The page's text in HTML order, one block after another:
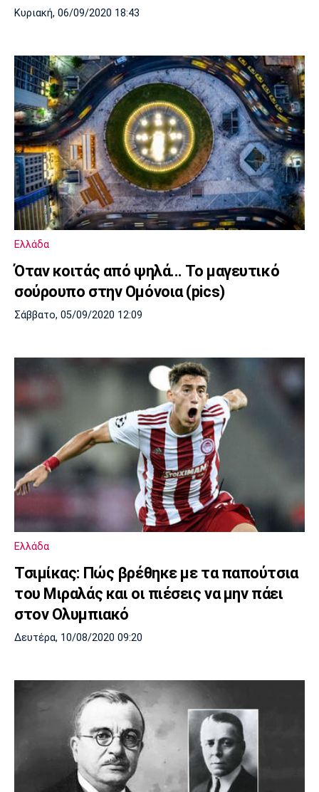
Κυριακή, 06/09/2020 18:43
Ελλάδα
Όταν κοιτάς από ψηλά... Το μαγευτικό
σούρουπο στην Ομόνοια (pics)
Σάββατο, 05/09/2020 12:09
Ελλάδα
Τσιμίκας: Πώς βρέθηκε με τα παπούτσια
του Μιραλάς και οι πιέσεις να μην πάει
στον Ολυμπιακό
Δευτέρα, 10/08/2020 09:20